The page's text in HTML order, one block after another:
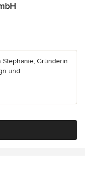
Stephanie, Gründerin
und